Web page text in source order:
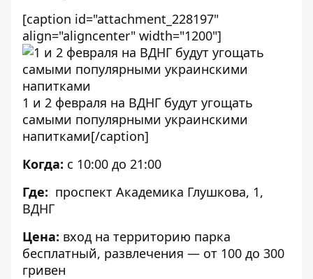
[caption id="attachment_228197"
align="aligncenter" width="1200"]
1 и 2 февраля на ВДНГ будут угощать
самыми популярными украинскими
напитками[/caption]
Когда: с 10:00 до 21:00
Где: проспект Академика Глушкова, 1,
ВДНГ
Цена: вход на территорию парка
бесплатный, развлечения — от 100 до 300
гривен